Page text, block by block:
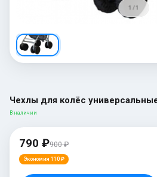
1 / 1
Чехлы для колёс
В наличии
790 ₽900 ₽
Экономия 110 ₽